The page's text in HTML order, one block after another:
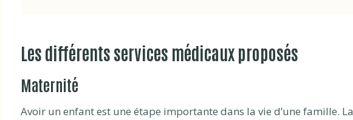
Les différents services médicaux proposés
Maternité
Avoir un enfant est une étape importante dans la vie d’une famille. La